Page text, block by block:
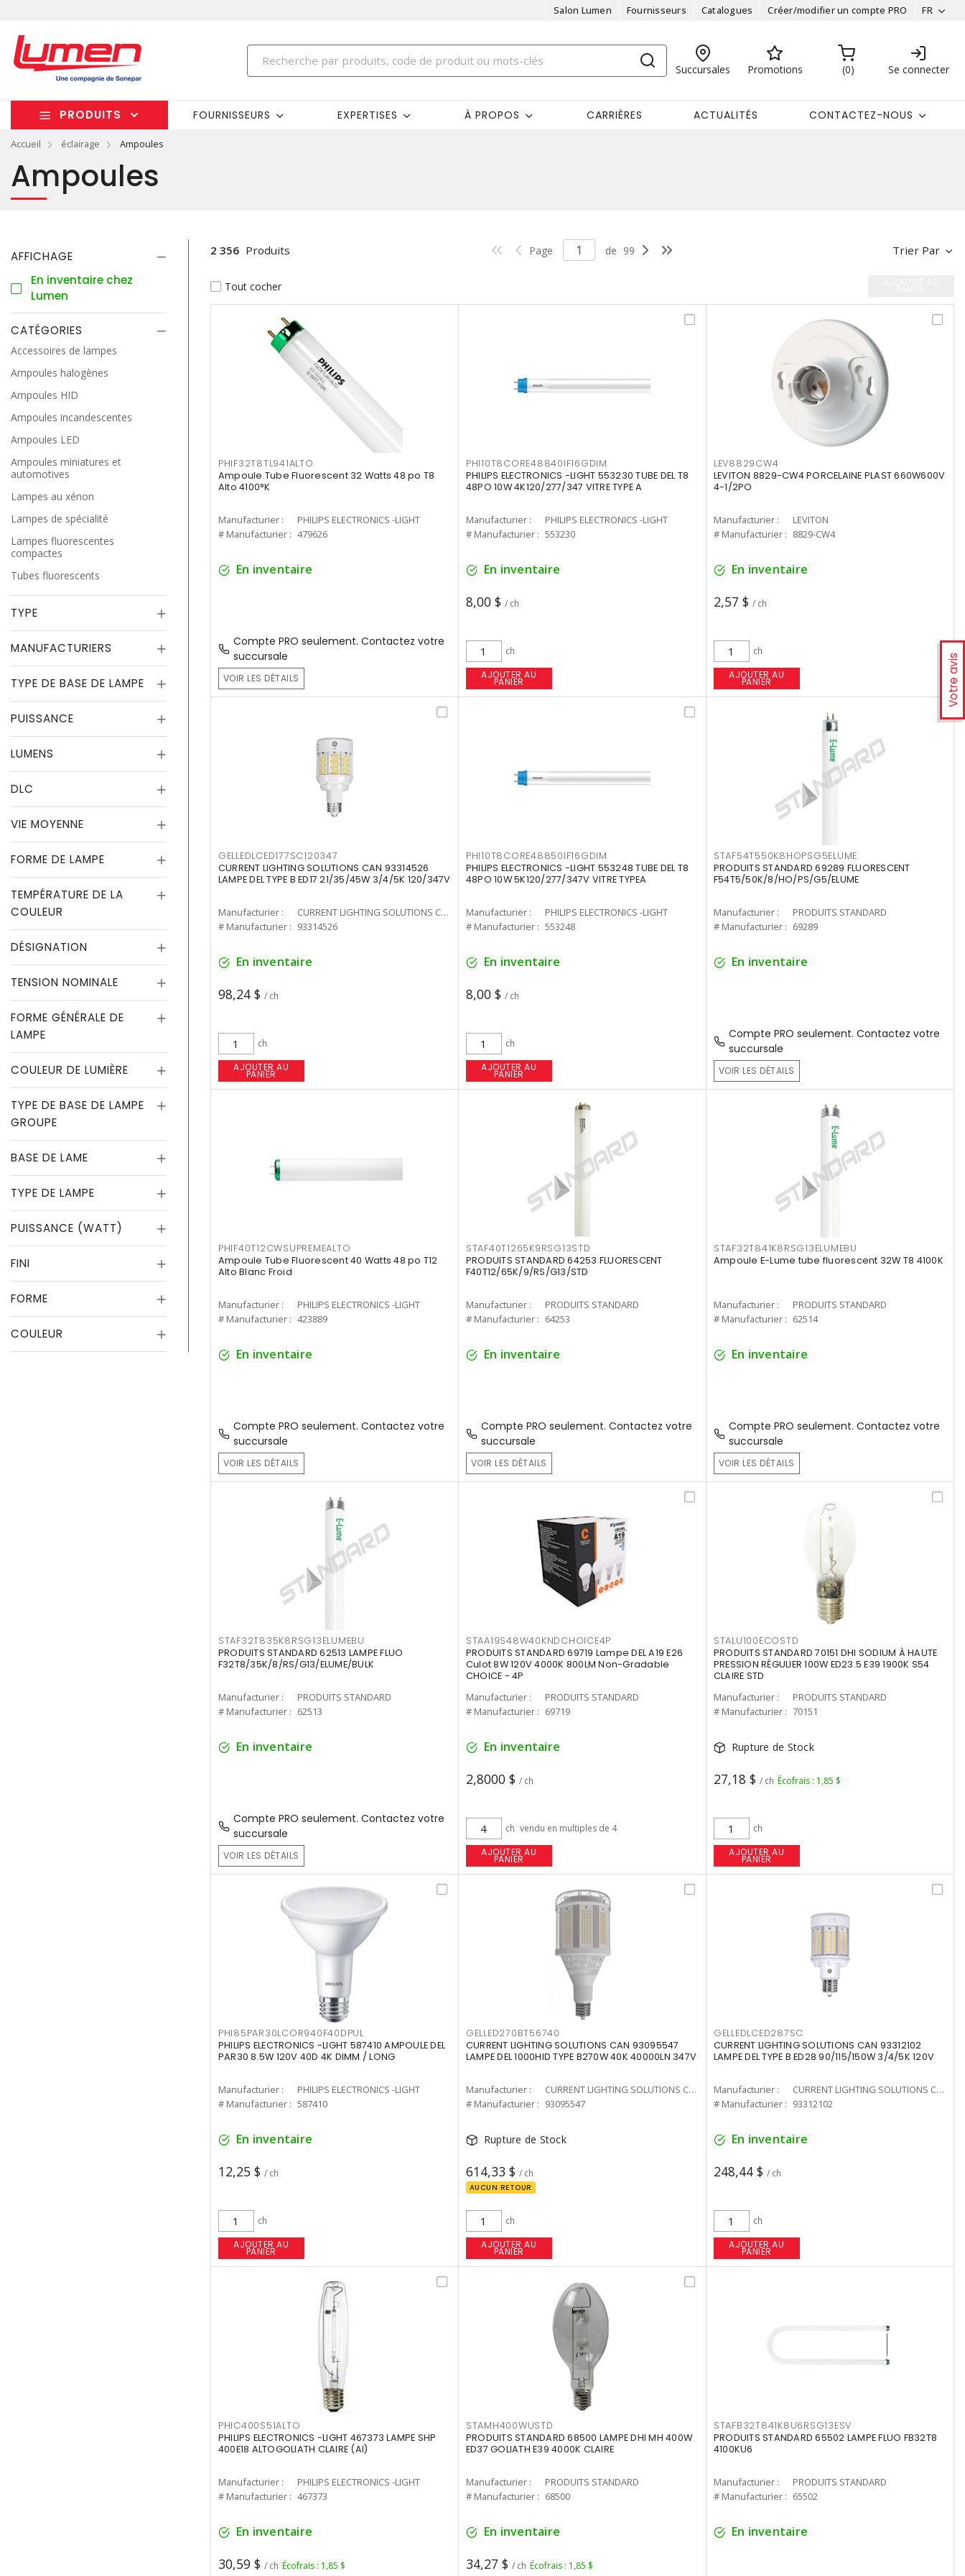
Salon Lumen Fournisseurs Catalogues Créer/modifier un compte PRO FR
Succursales Promotions 0 Se connecter
PRODUITS FOURNISSEURS EXPERTISES À PROPOS CARRIÈRES ACTUALITÉS CONTACTEZ-NOUS
Accueil éclairage Ampoules
Votre avis
Ampoules
AFFICHAGE
En inventaire chez
Lumen
CATÉGORIES
Accessoires de lampes
Ampoules halogènes
Ampoules HID
Ampoules incandescentes
Ampoules LED
Ampoules miniatures et
automotives
Lampes au xénon
Lampes de spécialité
Lampes fluorescentes
compactes
Tubes fluorescents
TYPE
MANUFACTURIERS
TYPE DE BASE DE LAMPE
PUISSANCE
LUMENS
DLC
VIE MOYENNE
FORME DE LAMPE
TEMPÉRATURE DE LA
COULEUR
DÉSIGNATION
TENSION NOMINALE
FORME GÉNÉRALE DE
LAMPE
COULEUR DE LUMIÈRE
TYPE DE BASE DE LAMPE
GROUPE
BASE DE LAME
TYPE DE LAMPE
PUISSANCE (WATT)
FINI
FORME
COULEUR
Trier Par
2 356 Produits Page de 99
Tout cocher
PHIF32T8TL941ALTO
Ampoule Tube Fluorescent 32 Watts 48 po T8
Alto 4100°K
Manufacturier :
PHILIPS ELECTRONICS -LIGHT
# Manufacturier : 479626
En inventaire
Compte PRO seulement. Contactez votre
succursale
VOIR LES DÉTAILS
PHI10T8CORE48840IF16GDIM
PHILIPS ELECTRONICS -LIGHT 553230 TUBE DEL T8
48PO 10W 4K120/277/347 VITRE TYPE A
Manufacturier :
PHILIPS ELECTRONICS -LIGHT
# Manufacturier : 553230
En inventaire
8,00 $ / ch
ch
AJOUTER AU
PANIER
LEV8829CW4
LEVITON 8829-CW4 PORCELAINE PLAST 660W600V
4-1/2PO
Manufacturier :
LEVITON
# Manufacturier : 8829-CW4
En inventaire
2,57 $ / ch
ch
AJOUTER AU
PANIER
GELLEDLCED177SC120347
CURRENT LIGHTING SOLUTIONS CAN 93314526
LAMPE DEL TYPE B ED17 21/35/45W 3/4/5K 120/347V
Manufacturier :
CURRENT LIGHTING SOLUTIONS CAN
# Manufacturier : 93314526
En inventaire
98,24 $ / ch
ch
AJOUTER AU
PANIER
PHI10T8CORE48850IF16GDIM
PHILIPS ELECTRONICS -LIGHT 553248 TUBE DEL T8
48PO 10W 5K120/277/347V VITRE TYPEA
Manufacturier :
PHILIPS ELECTRONICS -LIGHT
# Manufacturier : 553248
En inventaire
8,00 $ / ch
ch
AJOUTER AU
PANIER
STAF54T550K8HOPSG5ELUME
PRODUITS STANDARD 69289 FLUORESCENT
F54T5/50K/8/HO/PS/G5/ELUME
Manufacturier :
PRODUITS STANDARD
# Manufacturier : 69289
En inventaire
Compte PRO seulement. Contactez votre
succursale
VOIR LES DÉTAILS
PHIF40T12CWSUPREMEALTO
Ampoule Tube Fluorescent 40 Watts 48 po T12
Alto Blanc Froid
Manufacturier :
PHILIPS ELECTRONICS -LIGHT
# Manufacturier : 423889
En inventaire
Compte PRO seulement. Contactez votre
succursale
VOIR LES DÉTAILS
STAF40T1265K9RSG13STD
PRODUITS STANDARD 64253 FLUORESCENT
F40T12/65K/9/RS/G13/STD
Manufacturier :
PRODUITS STANDARD
# Manufacturier : 64253
En inventaire
Compte PRO seulement. Contactez votre
succursale
VOIR LES DÉTAILS
STAF32T841K8RSG13ELUMEBU
Ampoule E-Lume tube fluorescent 32W T8 4100K
Manufacturier :
PRODUITS STANDARD
# Manufacturier : 62514
En inventaire
Compte PRO seulement. Contactez votre
succursale
VOIR LES DÉTAILS
STAF32T835K8RSG13ELUMEBU
PRODUITS STANDARD 62513 LAMPE FLUO
F32T8/35K/8/RS/G13/ELUME/BULK
Manufacturier :
PRODUITS STANDARD
# Manufacturier : 62513
En inventaire
Compte PRO seulement. Contactez votre
succursale
VOIR LES DÉTAILS
STAA19S48W40KNDCHOICE4P
PRODUITS STANDARD 69719 Lampe DEL A19 E26
Culot 8W 120V 4000K 800LM Non-Gradable
CHOICE - 4P
Manufacturier :
PRODUITS STANDARD
# Manufacturier : 69719
En inventaire
2,8000 $ / ch
ch vendu en multiples de 4
AJOUTER AU
PANIER
STALU100ECOSTD
PRODUITS STANDARD 70151 DHI SODIUM À HAUTE
PRESSION RÉGULIER 100W ED23.5 E39 1900K S54
CLAIRE STD
Manufacturier :
PRODUITS STANDARD
# Manufacturier : 70151
Rupture de Stock
27,18 $ / ch Écofrais : 1,85 $
ch
AJOUTER AU
PANIER
PHI85PAR30LCOR940F40DPUL
PHILIPS ELECTRONICS -LIGHT 587410 AMPOULE DEL
PAR30 8.5W 120V 40D 4K DIMM / LONG
Manufacturier :
PHILIPS ELECTRONICS -LIGHT
# Manufacturier : 587410
En inventaire
12,25 $ / ch
ch
AJOUTER AU
PANIER
GELLED270BT56740
CURRENT LIGHTING SOLUTIONS CAN 93095547
LAMPE DEL 1000HID TYPE B270W 40K 40000LN 347V
Manufacturier :
CURRENT LIGHTING SOLUTIONS CAN
# Manufacturier : 93095547
Rupture de Stock
614,33 $ / ch
AUCUN RETOUR
ch
AJOUTER AU
PANIER
GELLEDLCED287SC
CURRENT LIGHTING SOLUTIONS CAN 93312102
LAMPE DEL TYPE B ED28 90/115/150W 3/4/5K 120V
Manufacturier :
CURRENT LIGHTING SOLUTIONS CAN
# Manufacturier : 93312102
En inventaire
248,44 $ / ch
ch
AJOUTER AU
PANIER
PHIC400S51ALTO
PHILIPS ELECTRONICS -LIGHT 467373 LAMPE SHP
400E18 ALTOGOLIATH CLAIRE (AI)
Manufacturier :
PHILIPS ELECTRONICS -LIGHT
# Manufacturier : 467373
En inventaire
30,59 $ / ch Écofrais : 1,85 $
STAMH400WUSTD
PRODUITS STANDARD 68500 LAMPE DHI MH 400W
ED37 GOLIATH E39 4000K CLAIRE
Manufacturier :
PRODUITS STANDARD
# Manufacturier : 68500
En inventaire
34,27 $ / ch Écofrais : 1,85 $
STAFB32T841K8U6RSG13ESV
PRODUITS STANDARD 65502 LAMPE FLUO FB32T8
4100KU6
Manufacturier :
PRODUITS STANDARD
# Manufacturier : 65502
En inventaire